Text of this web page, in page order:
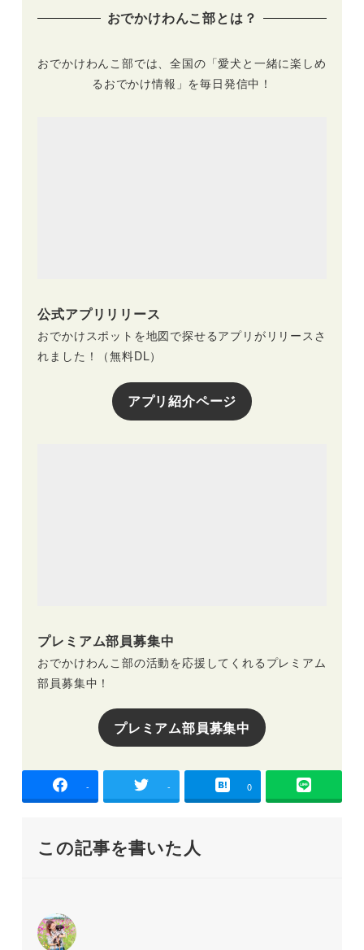
スタート！宿泊者以
おでかけわんこ部とは？
おでかけわんこ部では、全国の「愛犬と一緒に楽しめ
るおでかけ情報」を毎日発信中！
公式アプリリリース
おでかけスポットを地図で探せるアプリがリリースさ
れました！（無料DL）
アプリ紹介ページ
プレミアム部員募集中
おでかけわんこ部の活動を応援してくれるプレミアム
部員募集中！
プレミアム部員募集中
- - 0
この記事を書いた人